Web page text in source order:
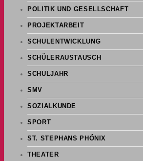
POLITIK UND GESELLSCHAFT
PROJEKTARBEIT
SCHULENTWICKLUNG
SCHÜLERAUSTAUSCH
SCHULJAHR
SMV
SOZIALKUNDE
SPORT
ST. STEPHANS PHÖNIX
THEATER